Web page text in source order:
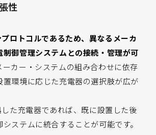
性
ロトコルであるため、異なるメーカ
制御管理システムとの接続・管理が可
ーカー・システムの組み合わせに依存
置環境に応じた充電器の選択肢が広が
た充電器であれば、既に設置した後
ステムに統合することが可能です。